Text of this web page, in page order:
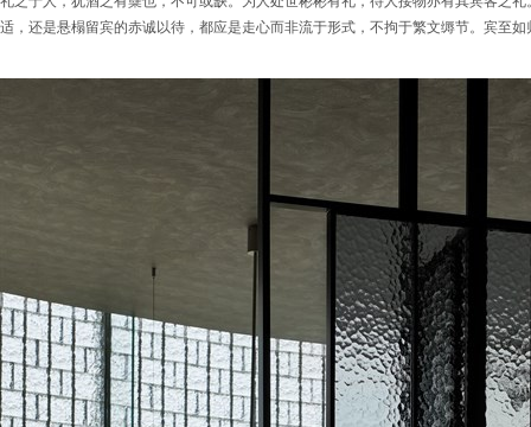
适，还是悬榻留宾的赤诚以待，都应是走心而非流于形式，不拘于繁文缛节。宾至